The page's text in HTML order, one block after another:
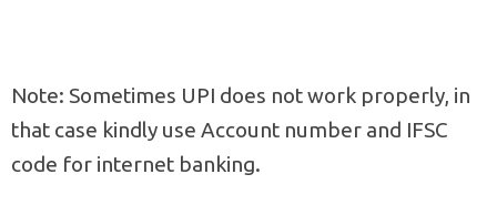
Note: Sometimes UPI does not work properly, in
that case kindly use Account number and IFSC
code for internet banking.